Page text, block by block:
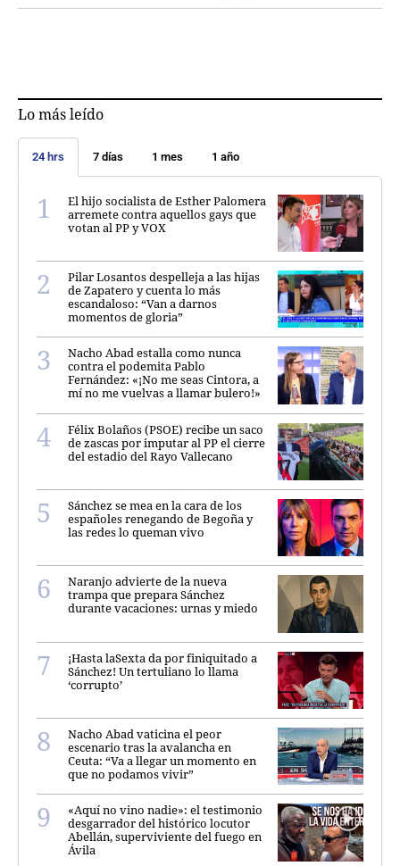
Lo más leído
24 hrs 7 días 1 mes 1 año
El hijo socialista de Esther Palomera
arremete contra aquellos gays que
votan al PP y VOX
Pilar Losantos despelleja a las hijas
de Zapatero y cuenta lo más
escandaloso: “Van a darnos
momentos de gloria”
Nacho Abad estalla como nunca
contra el podemita Pablo
Fernández: «¡No me seas Cintora, a
mí no me vuelvas a llamar bulero!»
Félix Bolaños (PSOE) recibe un saco
de zascas por imputar al PP el cierre
del estadio del Rayo Vallecano
Sánchez se mea en la cara de los
españoles renegando de Begoña y
las redes lo queman vivo
Naranjo advierte de la nueva
trampa que prepara Sánchez
durante vacaciones: urnas y miedo
¡Hasta laSexta da por finiquitado a
Sánchez! Un tertuliano lo llama
‘corrupto’
Nacho Abad vaticina el peor
escenario tras la avalancha en
Ceuta: “Va a llegar un momento en
que no podamos vivir”
«Aquí no vino nadie»: el testimonio
desgarrador del histórico locutor
Abellán, superviviente del fuego en
Ávila